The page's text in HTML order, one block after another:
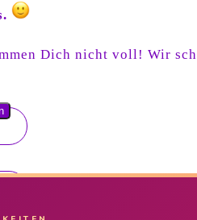
Dich nicht voll! Wir